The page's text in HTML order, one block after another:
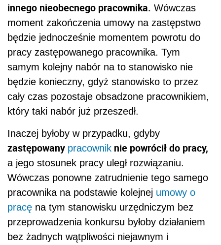
innego nieobecnego pracownika. Wówczas
moment zakończenia umowy na zastępstwo
będzie jednocześnie momentem powrotu do
pracy zastępowanego pracownika. Tym
samym kolejny nabór na to stanowisko nie
będzie konieczny, gdyż stanowisko to przez
cały czas pozostaje obsadzone pracownikiem,
który taki nabór już przeszedł.
Inaczej byłoby w przypadku, gdyby
zastępowany pracownik nie powrócił do pracy,
a jego stosunek pracy uległ rozwiązaniu.
Wówczas ponowne zatrudnienie tego samego
pracownika na podstawie kolejnej umowy o
pracę na tym stanowisku urzędniczym bez
przeprowadzenia konkursu byłoby działaniem
bez żadnych wątpliwości niejawnym i